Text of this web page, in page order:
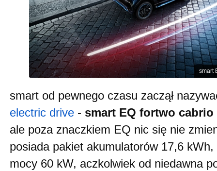
smart
smart od pewnego czasu zaczął
electric drive - smart EQ fortwo cabrio
ale poza znaczkiem EQ nic się nie
posiada pakiet akumulatorów 17,6
mocy 60 kW, aczkolwiek od niedawna